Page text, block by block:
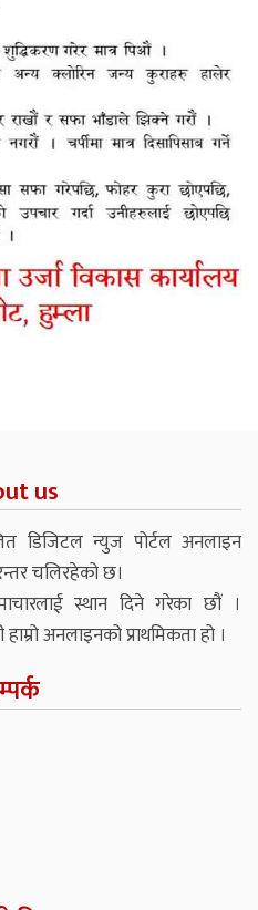
us
डिजिटल न्युज पोर्टल अनलाइन
चलिरहेको छ।
स्थान दिने गरेका छौं ।
अनलाइनको प्राथमिकता हो ।